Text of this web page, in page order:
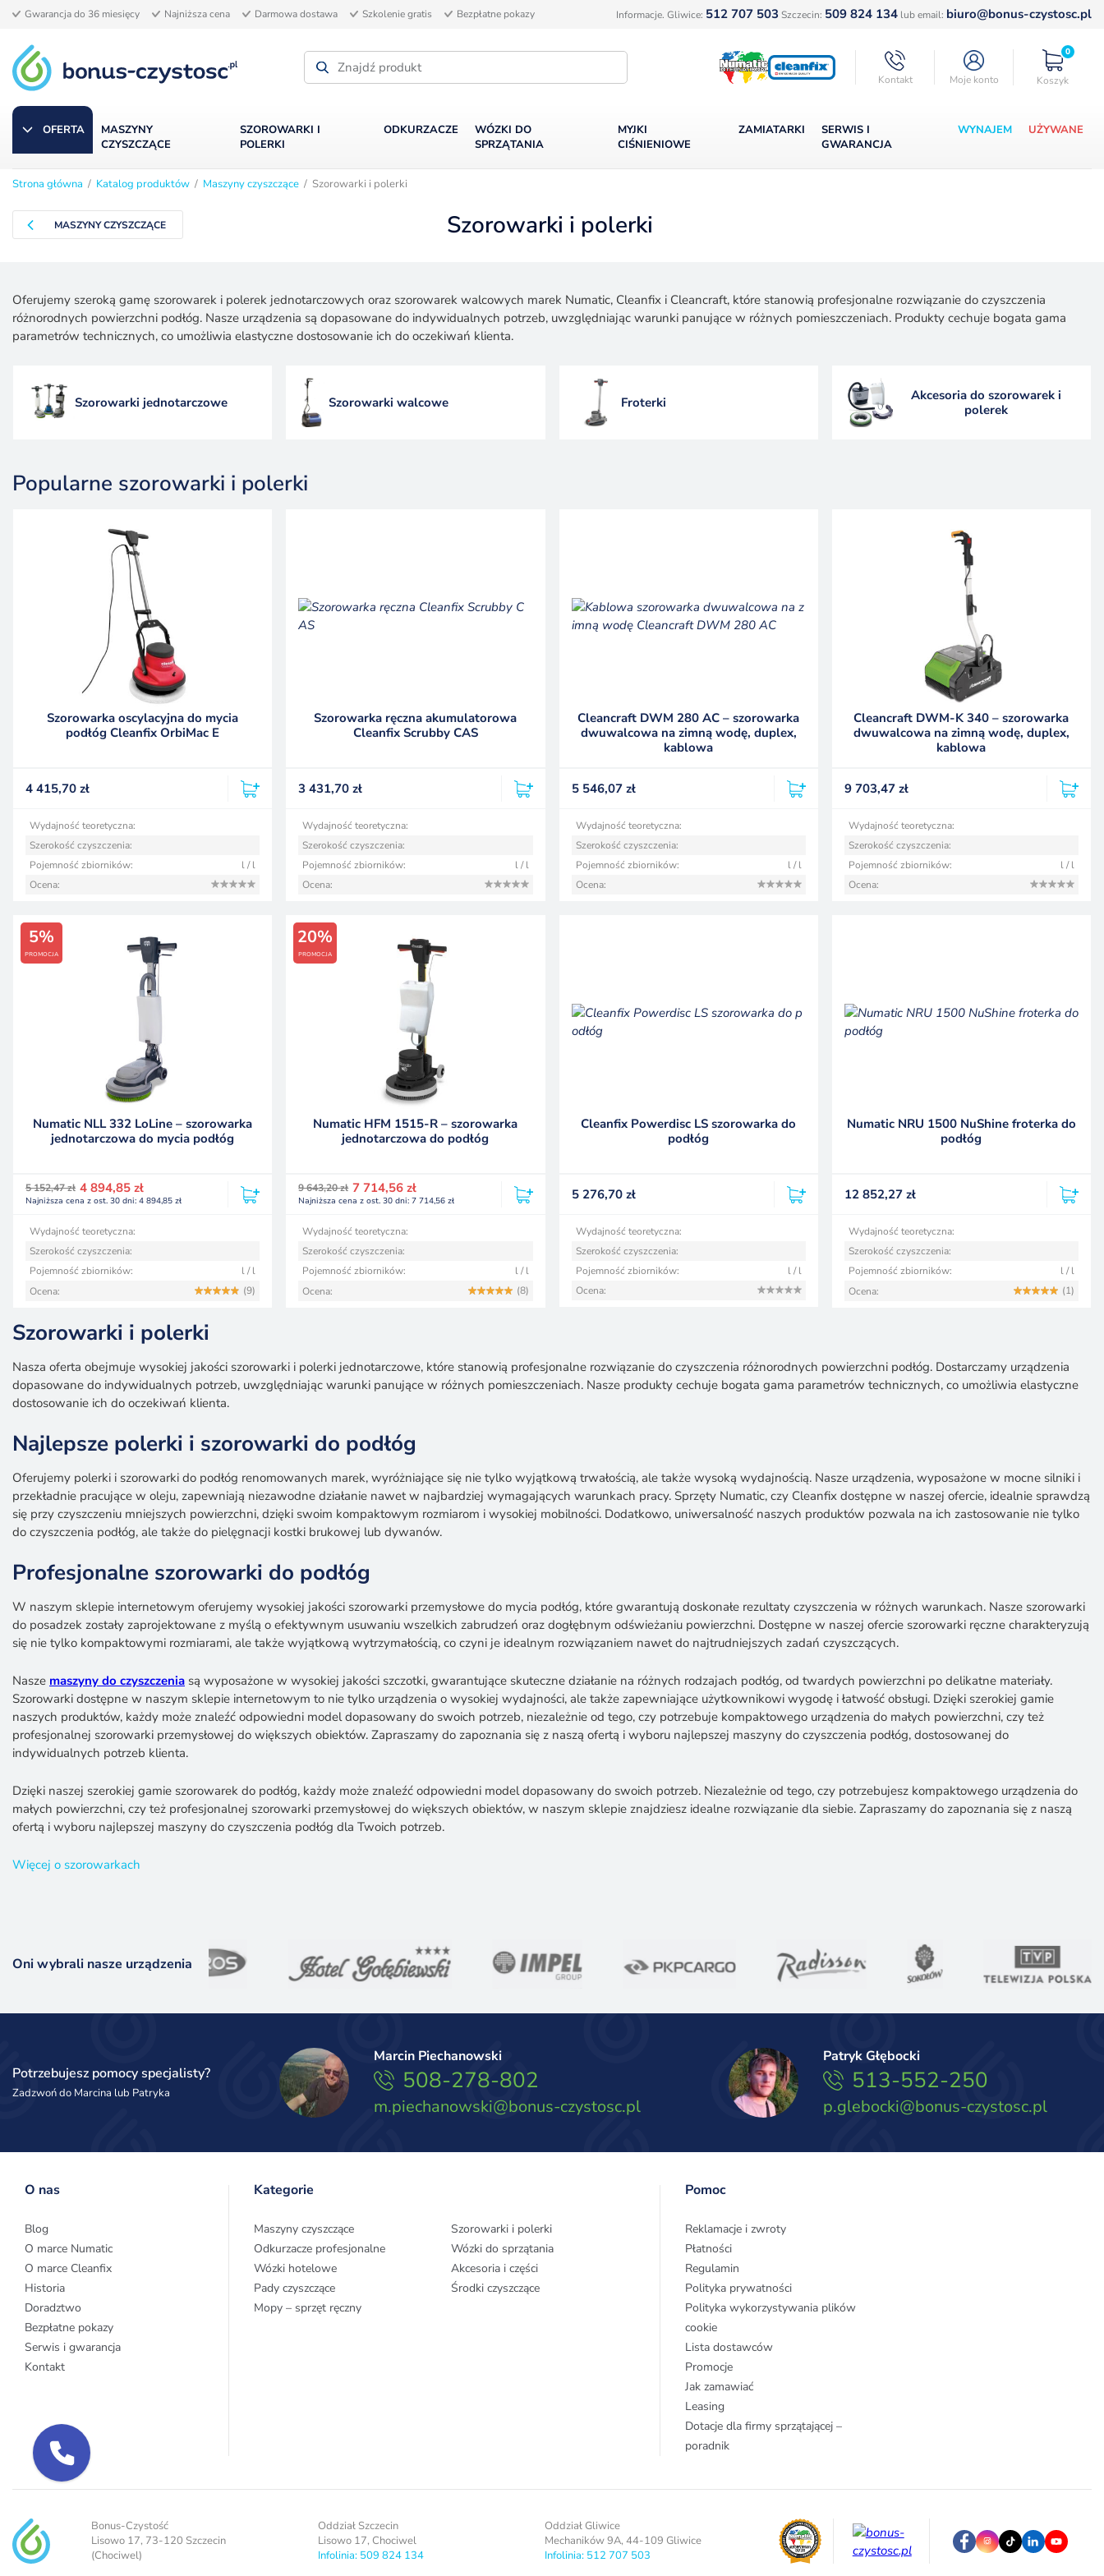
Gwarancja do 36 miesięcy Najniższa cena Darmowa dostawa Szkolenie gratis Bezpłatne pokazy Informacje. Gliwice: 512 707 503 Szczecin: 509 824 134 lub email: biuro@bonus-czystosc.pl
Kontakt Moje konto Koszyk
0
OFERTA
MASZYNY
CZYSZCZĄCE
SZOROWARKI I
POLERKI
ODKURZACZE
WÓZKI DO
SPRZĄTANIA
MYJKI
CIŚNIENIOWE
ZAMIATARKI
SERWIS I
GWARANCJA
WYNAJEM UŻYWANE
Strona główna / Katalog produktów / Maszyny czyszczące / Szorowarki i polerki
MASZYNY CZYSZCZĄCE Szorowarki i polerki
Oferujemy szeroką gamę szorowarek i polerek jednotarczowych oraz szorowarek walcowych marek Numatic, Cleanfix i Cleancraft, które stanowią profesjonalne rozwiązanie do czyszczenia
różnorodnych powierzchni podłóg. Nasze urządzenia są dopasowane do indywidualnych potrzeb, uwzględniając warunki panujące w różnych pomieszczeniach. Produkty cechuje bogata gama
parametrów technicznych, co umożliwia elastyczne dostosowanie ich do oczekiwań klienta.
Szorowarki jednotarczowe Szorowarki walcowe Froterki
Akcesoria do szorowarek i
polerek
Popularne szorowarki i polerki
Szorowarka oscylacyjna do mycia
podłóg Cleanfix OrbiMac E
4 415,70 zł
Wydajność teoretyczna:
Szerokość czyszczenia:
Pojemność zbiorników:
l / l
Ocena:
Szorowarka ręczna akumulatorowa
Cleanfix Scrubby CAS
3 431,70zł
Wydajność teoretyczna:
Szerokość czyszczenia:
Pojemność zbiorników:
l / l
Ocena:
Cleancraft DWM 280 AC – szorowarka
dwuwalcowa na zimną wodę, duplex,
kablowa
5 546,07 zł
Wydajność teoretyczna:
Szerokość czyszczenia:
Pojemność zbiorników:
l / l
Ocena:
Cleancraft DWM-K 340 – szorowarka
dwuwalcowa na zimną wodę, duplex,
kablowa
9 703,47 zł
Wydajność teoretyczna:
Szerokość czyszczenia:
Pojemność zbiorników:
l / l
Ocena:
5%
PROMOCJA
Numatic NLL 332 LoLine – szorowarka
jednotarczowa do mycia podłóg
5 152,47zł
Pierwotna
cena
5 152,47 zł.
4 894,85 zł
Aktualna
cena
4 894,85 zł.
Najniższa cena z ost. 30 dni: 4 894,85 zł
Wydajność teoretyczna:
Szerokość czyszczenia:
Pojemność zbiorników:
l / l
Ocena:
(9)
20%
PROMOCJA
Numatic HFM 1515-R – szorowarka
jednotarczowa do podłóg
9 643,20zł
Pierwotna
cena
9 643,20 zł.
7 714,56zł
Aktualna
cena
7 714,56 zł.
Najniższa cena z ost. 30 dni:7 714,56zł
Wydajność teoretyczna:
Szerokość czyszczenia:
Pojemność zbiorników:
l / l
Ocena:
(8)
Cleanfix Powerdisc LS szorowarka do
podłóg
5 276,70 zł
Wydajność teoretyczna:
Szerokość czyszczenia:
Pojemność zbiorników:
l / l
Ocena:
Numatic NRU 1500 NuShine froterka do
podłóg
12 852,27 zł
Wydajność teoretyczna:
Szerokość czyszczenia:
Pojemność zbiorników:
l / l
Ocena:
(1)
Szorowarki i polerki
Nasza oferta obejmuje wysokiej jakości szorowarki i polerki jednotarczowe, które stanowią profesjonalne rozwiązanie do czyszczenia różnorodnych powierzchni podłóg. Dostarczamy urządzenia
dopasowane do indywidualnych potrzeb, uwzględniając warunki panujące w różnych pomieszczeniach. Nasze produkty cechuje bogata gama parametrów technicznych, co umożliwia elastyczne
dostosowanie ich do oczekiwań klienta.
Najlepsze polerki i szorowarki do podłóg
Oferujemy polerki i szorowarki do podłóg renomowanych marek, wyróżniające się nie tylko wyjątkową trwałością, ale także wysoką wydajnością. Nasze urządzenia, wyposażone w mocne silniki i
przekładnie pracujące w oleju, zapewniają niezawodne działanie nawet w najbardziej wymagających warunkach pracy. Sprzęty Numatic, czy Cleanfix dostępne w naszej ofercie, idealnie sprawdzą
się przy czyszczeniu mniejszych powierzchni, dzięki swoim kompaktowym rozmiarom i wysokiej mobilności. Dodatkowo, uniwersalność naszych produktów pozwala na ich zastosowanie nie tylko
do czyszczenia podłóg, ale także do pielęgnacji kostki brukowej lub dywanów.
Profesjonalne szorowarki do podłóg
W naszym sklepie internetowym oferujemy wysokiej jakości szorowarki przemysłowe do mycia podłóg, które gwarantują doskonałe rezultaty czyszczenia w różnych warunkach. Nasze szorowarki
do posadzek zostały zaprojektowane z myślą o efektywnym usuwaniu wszelkich zabrudzeń oraz dogłębnym odświeżaniu powierzchni. Dostępne w naszej ofercie szorowarki ręczne charakteryzują
się nie tylko kompaktowymi rozmiarami, ale także wyjątkową wytrzymałością, co czyni je idealnym rozwiązaniem nawet do najtrudniejszych zadań czyszczących.
Nasze maszyny do czyszczenia są wyposażone w wysokiej jakości szczotki, gwarantujące skuteczne działanie na różnych rodzajach podłóg, od twardych powierzchni po delikatne materiały.
Szorowarki dostępne w naszym sklepie internetowym to nie tylko urządzenia o wysokiej wydajności, ale także zapewniające użytkownikowi wygodę i łatwość obsługi. Dzięki szerokiej gamie
naszych produktów, każdy może znaleźć odpowiedni model dopasowany do swoich potrzeb, niezależnie od tego, czy potrzebuje kompaktowego urządzenia do małych powierzchni, czy też
profesjonalnej szorowarki przemysłowej do większych obiektów. Zapraszamy do zapoznania się z naszą ofertą i wyboru najlepszej maszyny do czyszczenia podłóg, dostosowanej do
indywidualnych potrzeb klienta.
Dzięki naszej szerokiej gamie szorowarek do podłóg, każdy może znaleźć odpowiedni model dopasowany do swoich potrzeb. Niezależnie od tego, czy potrzebujesz kompaktowego urządzenia do
małych powierzchni, czy też profesjonalnej szorowarki przemysłowej do większych obiektów, w naszym sklepie znajdziesz idealne rozwiązanie dla siebie. Zapraszamy do zapoznania się z naszą
ofertą i wyboru najlepszej maszyny do czyszczenia podłóg dla Twoich potrzeb.
Więcej o szorowarkach
Oni wybrali nasze urządzenia
Potrzebujesz pomocy specjalisty?
Zadzwoń do Marcina lub Patryka
Marcin Piechanowski
508-278-802
m.piechanowski@bonus-czystosc.pl
Patryk Głębocki
513-552-250
p.glebocki@bonus-czystosc.pl
O nas
Blog
O marce Numatic
O marce Cleanfix
Historia
Doradztwo
Bezpłatne pokazy
Serwis i gwarancja
Kontakt
Kategorie
Maszyny czyszczące
Szorowarki i polerki
Odkurzacze profesjonalne
Wózki do sprzątania
Wózki hotelowe
Akcesoria i części
Pady czyszczące
Środki czyszczące
Mopy – sprzęt ręczny
Pomoc
Reklamacje i zwroty
Płatności
Regulamin
Polityka prywatności
Polityka wykorzystywania plików
cookie
Lista dostawców
Promocje
Jak zamawiać
Leasing
Dotacje dla firmy sprzątającej –
poradnik
Bonus-Czystość
Lisowo 17, 73-120 Szczecin
(Chociwel)
Oddział Szczecin
Lisowo 17, Chociwel
Infolinia: 509 824 134
Oddział Gliwice
Mechaników 9A, 44-109 Gliwice
Infolinia: 512 707 503